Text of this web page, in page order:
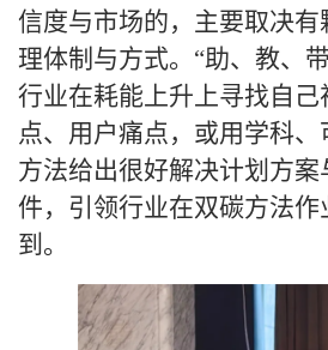
信度与市场的，主要取决
理体制与方式。“助、教、
行业在耗能上升上寻找自己
点、用户痛点，或用学科
方法给出很好解决计划方案
件，引领行业在双碳方法作
到。